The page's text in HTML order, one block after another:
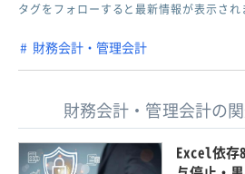
タグをフォローすると最新情報が表示され
財務会計・管理会計
財務会計・管理会計の
Excel依存